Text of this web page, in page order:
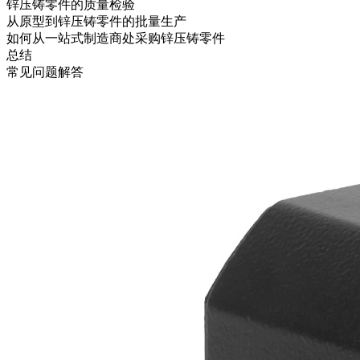
锌压铸零件的质量检验
从原型到锌压铸零件的批量生产
如何从一站式制造商处采购锌压铸零件
总结
常见问题解答